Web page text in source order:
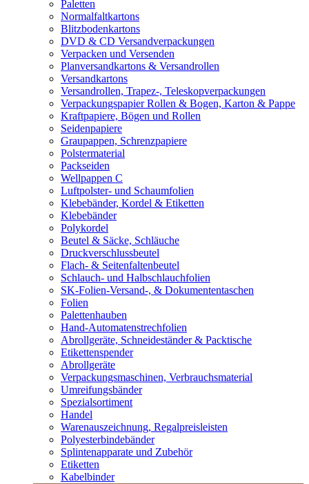
Paletten
Normalfaltkartons
Blitzbodenkartons
DVD & CD Versandverpackungen
Verpacken und Versenden
Planversandkartons & Versandrollen
Versandkartons
Versandrollen, Trapez-, Teleskopverpackungen
Verpackungspapier Rollen & Bogen, Karton & Pappe
Kraftpapiere, Bögen und Rollen
Seidenpapiere
Graupappen, Schrenzpapiere
Polstermaterial
Packseiden
Wellpappen C
Luftpolster- und Schaumfolien
Klebebänder, Kordel & Etiketten
Klebebänder
Polykordel
Beutel & Säcke, Schläuche
Druckverschlussbeutel
Flach- & Seitenfaltenbeutel
Schlauch- und Halbschlauchfolien
SK-Folien-Versand-, & Dokumententaschen
Folien
Palettenhauben
Hand-Automatenstrechfolien
Abrollgeräte, Schneideständer & Packtische
Etikettenspender
Abrollgeräte
Verpackungsmaschinen, Verbrauchsmaterial
Umreifungsbänder
Spezialsortiment
Handel
Warenauszeichnung, Regalpreisleisten
Polyesterbindebänder
Splintenapparate und Zubehör
Etiketten
Kabelbinder